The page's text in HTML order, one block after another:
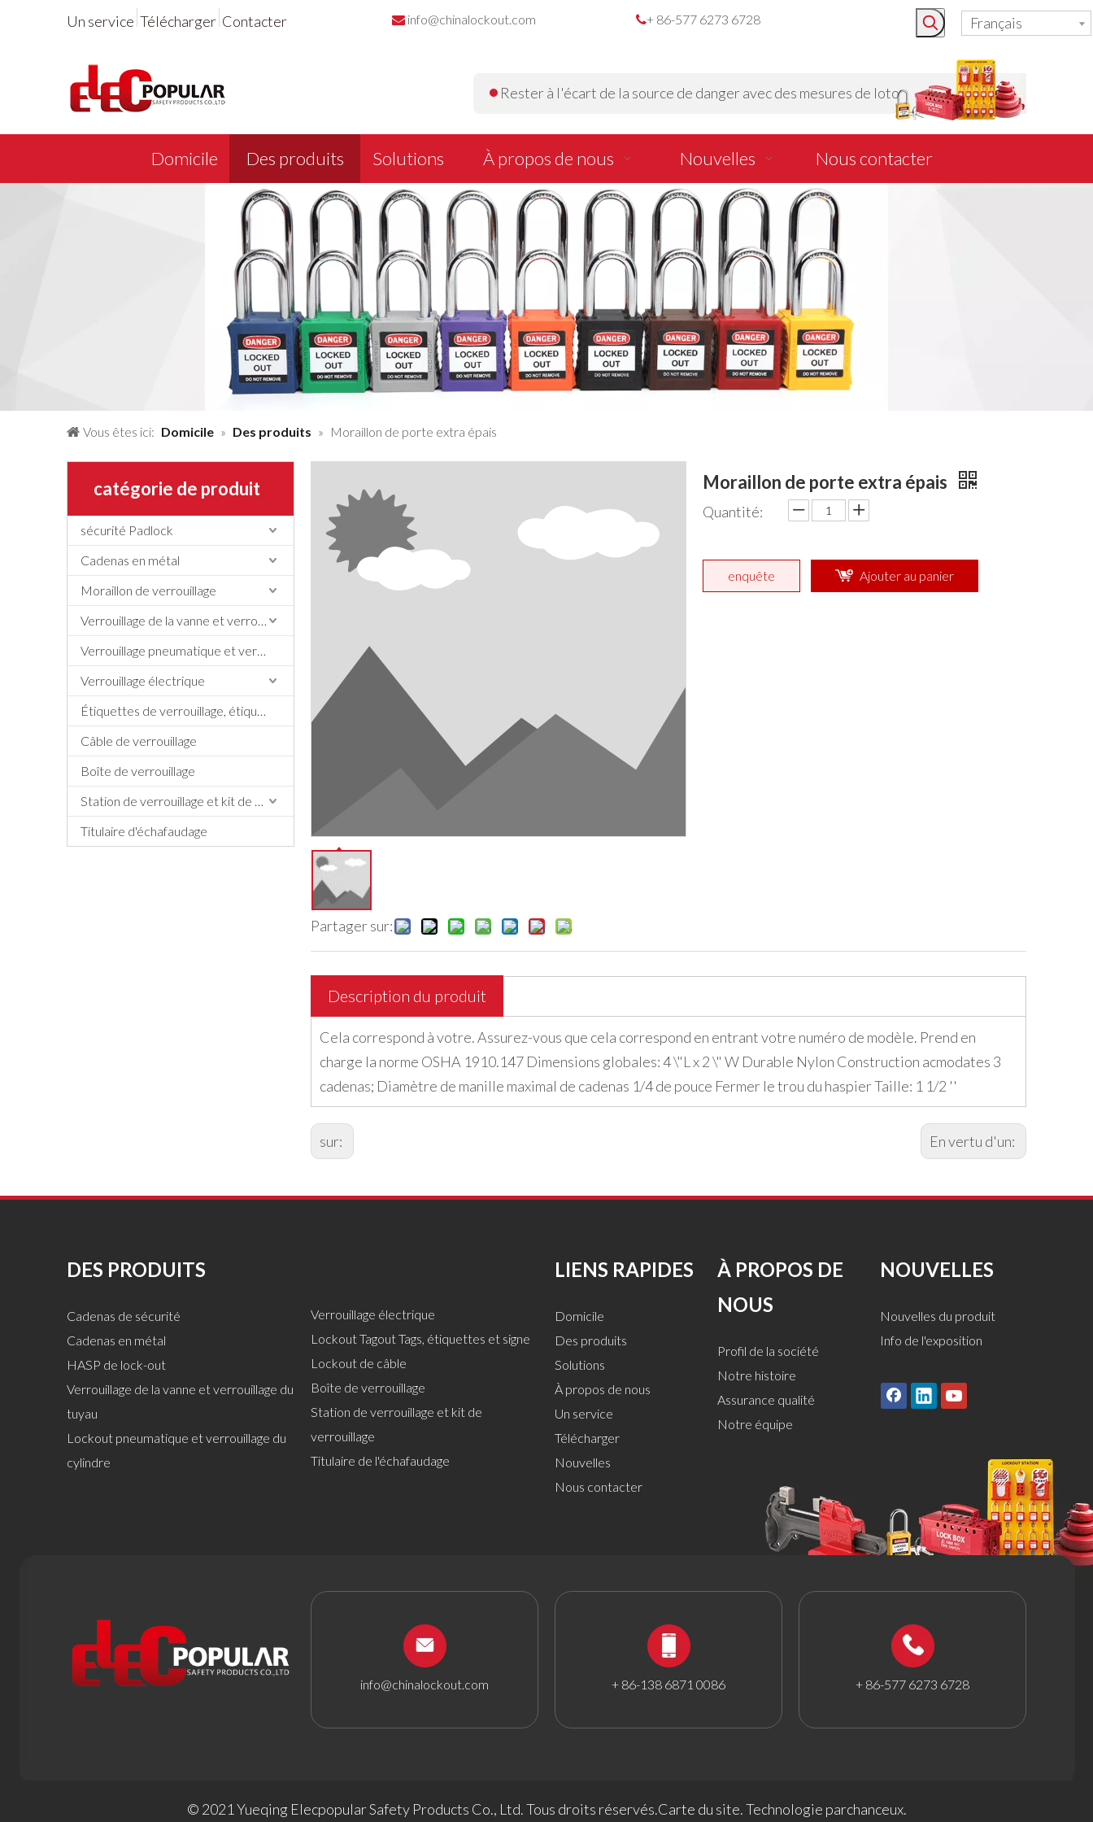
Un service Télécharger Contacter  info@chinalockout.com + 86-577 6273 6728 Français
Rester à l'écart de la source de danger avec des mesures de loto
Domicile Des produits Solutions À propos de nous Nouvelles Nous contacter
Vous êtes ici: Domicile » Des produits » Moraillon de porte extra épais
catégorie de produit
sécurité Padlock
Cadenas en métal
Moraillon de verrouillage
Verrouillage de la vanne et verrouillage du tuyau
Verrouillage pneumatique et verrouillage du cylindre
Verrouillage électrique
Étiquettes de verrouillage, étiquettes et signe
Câble de verrouillage
Boîte de verrouillage
Station de verrouillage et kit de verrouillage
Titulaire d'échafaudage
Partager sur:
Moraillon de porte extra épais
Quantité:
enquête Ajouter au panier
Description du produit
Cela correspond à votre. Assurez-vous que cela correspond en entrant votre numéro de modèle. Prend en
charge la norme OSHA 1910.147 Dimensions globales: 4 \"L x 2 \" W Durable Nylon Construction acmodates 3
cadenas; Diamètre de manille maximal de cadenas 1/4 de pouce Fermer le trou du haspier Taille: 1 1/2 ''
sur: En vertu d'un:
DES PRODUITS
Cadenas de sécurité
Cadenas en métal
HASP de lock-out
Verrouillage de la vanne et verrouillage du
tuyau
Lockout pneumatique et verrouillage du
cylindre
Verrouillage électrique
Lockout Tagout Tags, étiquettes et signe
Lockout de câble
Boîte de verrouillage
Station de verrouillage et kit de
verrouillage
Titulaire de l'échafaudage
LIENS RAPIDES
Domicile
Des produits
Solutions
À propos de nous
Un service
Télécharger
Nouvelles
Nous contacter
À PROPOS DE
NOUS
Profil de la société
Notre histoire
Assurance qualité
Notre équipe
NOUVELLES
Nouvelles du produit
Info de l'exposition
info@chinalockout.com + 86-138 6871 0086 + 86-577 6273 6728
© 2021 Yueqing Elecpopular Safety Products Co., Ltd. Tous droits réservés.Carte du site. Technologie parchanceux.